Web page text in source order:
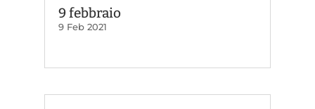
9 febbraio
9 Feb 2021